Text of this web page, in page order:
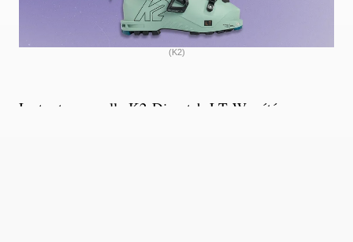
(K2)
La toute nouvelle K2 Dispatch LT W a été conçue